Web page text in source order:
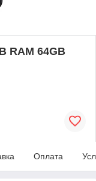
RAM 64GB
Оплата